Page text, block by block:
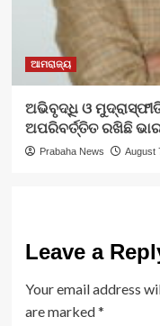
ଆମରାଜ୍ୟ
ଅଭିବୃଦ୍ଧି ଓ
ଅପରିବର୍ତ୍ତିତ ରଖିଛି
Prabaha News August
Leave a
Your email address
are marked*